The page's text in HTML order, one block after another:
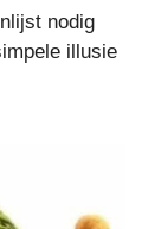
nodig
illusie